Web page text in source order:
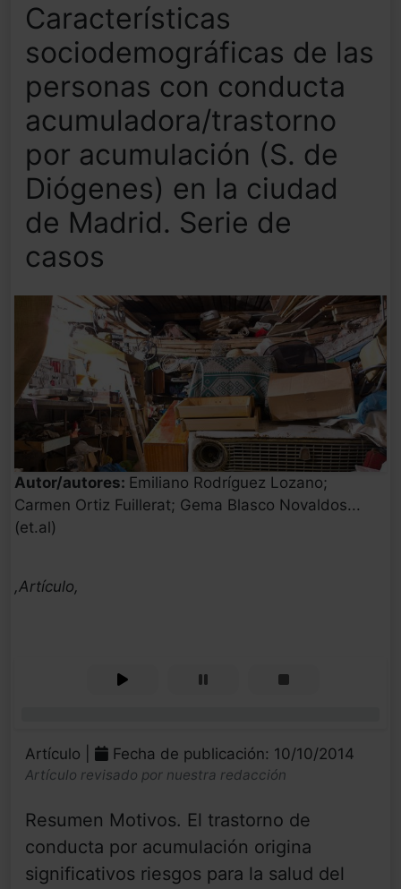
Características
sociodemográficas de las
personas con conducta
acumuladora/trastorno
por acumulación (S. de
Diógenes) en la ciudad
de Madrid. Serie de
casos
Autor/autores: Emiliano Rodríguez Lozano;
Carmen Ortiz Fuillerat; Gema Blasco Novaldos...
(et.al)
,Artículo,
Artículo | Fecha de publicación: 10/10/2014
Artículo revisado por nuestra redacción
Resumen Motivos. El trastorno de
conducta por acumulación origina
significativos riesgos para la salud del